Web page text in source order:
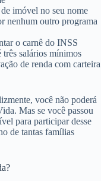
imóvel no seu nome
nenhum outro programa
o carnê do INSS
três salários mínimos
de renda com carteira
você não poderá
Mas se você passou
para participar desse
de tantas famílias